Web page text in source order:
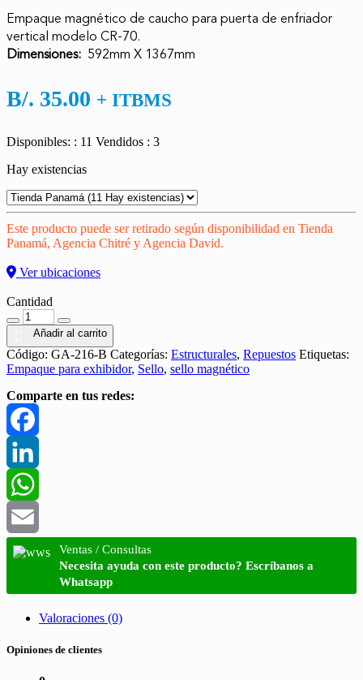
Empaque magnético de caucho para puerta de enfriador
vertical modelo CR-70.
Dimensiones: 592mm X 1367mm
B/. 35.00 + ITBMS
Disponibles: : 11 Vendidos : 3
Hay existencias
Este producto puede ser retirado según disponibilidad en Tienda
Panamá, Agencia Chitré y Agencia David.
Ver ubicaciones
Cantidad
Añadir al carrito
Código: GA-216-B Categorías: Estructurales, Repuestos Etiquetas:
Empaque para exhibidor, Sello, sello magnético
Comparte en tus redes:
Facebook
LinkedIn
WhatsApp
Email
Ventas / Consultas
Necesita ayuda con este producto? Escríbanos a
Whatsapp
Valoraciones (0)
Opiniones de clientes